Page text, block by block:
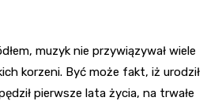
muzyk nie przywiązywał wiele
korzeni. Być może fakt, iż urodził
pierwsze lata życia, na trwałe